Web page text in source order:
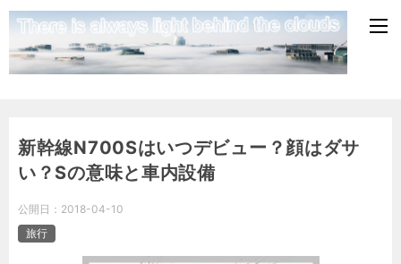
新幹線N700Sはいつデビュー？顔はダサ
い？Sの意味と車内設備
公開日： 2018-04-10
旅行